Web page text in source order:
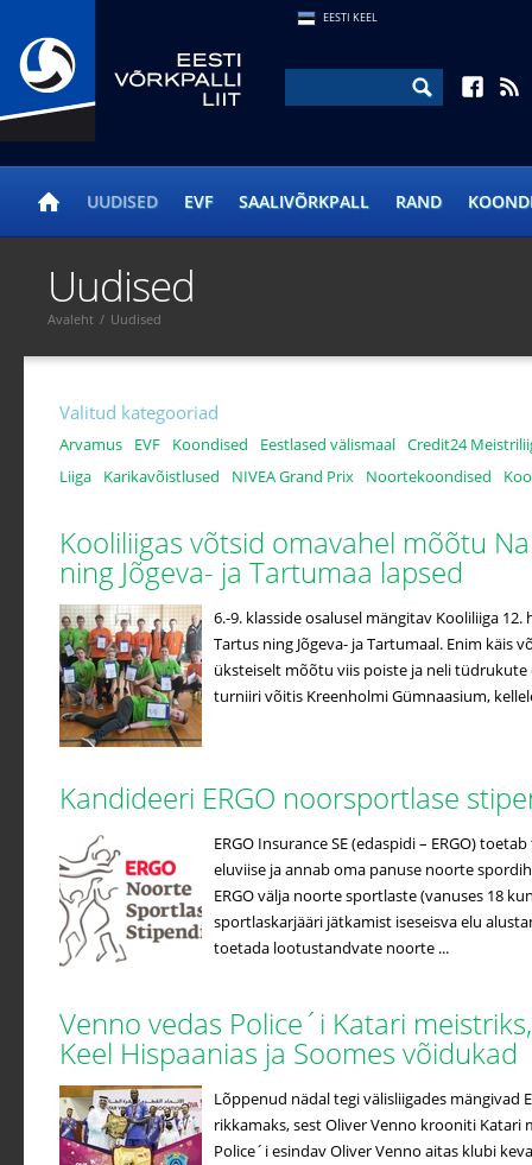
EESTI KEEL
UUDISED EVF SAALIVÕRKPALL RAND
Valitud kategooriad
Arvamus EVF Koondised Eestlased välismaal Credit24
Liiga
Karikavõistlused NIVEA Grand Prix Noortekoondised
Kooliliigas võtsid omavahel mõõtu
ning Jõgeva- ja Tartumaa lapsed
6.-9. klasside osalusel mängitav Kooliliiga
Tartus ning Jõgeva- ja Tartumaal. Enim käis
üksteiselt mõõtu viis poiste ja neli tüdrukute
turniiri võitis Kreenholmi Gümnaasium,
Kandideeri ERGO noorsportlase
ERGO Insurance SE (edaspidi – ERGO)
eluviise ja annab oma panuse noorte
ERGO välja noorte sportlaste (vanuses 18
sportlaskarjääri jätkamist iseseisva elu
toetada lootustandvate noorte ...
Venno vedas Police´i Katari
Keel Hispaanias ja Soomes võidukad
Lõppenud nädal tegi välisliigades
rikkamaks, sest Oliver Venno krooniti Katari
Police´i esindav Oliver Venno aitas klubi
Uudised
Avaleht / Uudised